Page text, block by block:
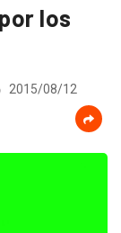
los
2015/08/12